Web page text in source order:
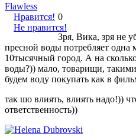
Flawless
Нравится!
Не нравится!
0
Зря, Вика, зря не
пресной воды потребляет одна
10тысячный город. А на
воды?)) мало, товарищи,
будем воду покупать как в
так шо влиять, влиять надо!))
ответственность))